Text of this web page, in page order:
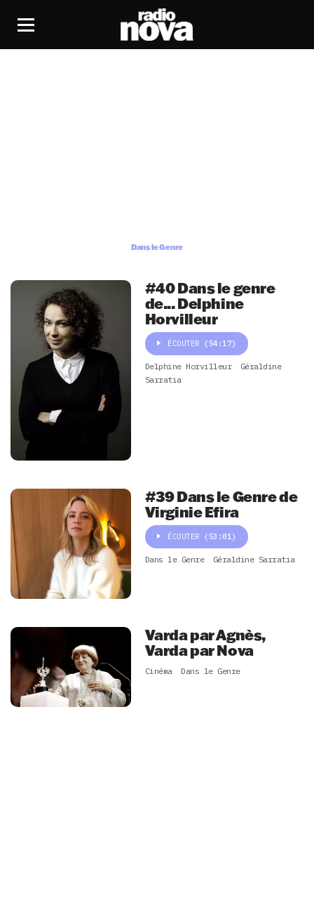
Dans le Genre
#40 Dans le genre
de... Delphine
Horvilleur
ÉCOUTER (54:17)
Delphine Horvilleur
Géraldine
Sarratia
#39 Dans le Genre de
Virginie Efira
ÉCOUTER (53:01)
Dans le Genre Géraldine Sarratia
Varda par Agnès,
Varda par Nova
Cinéma Dans le Genre